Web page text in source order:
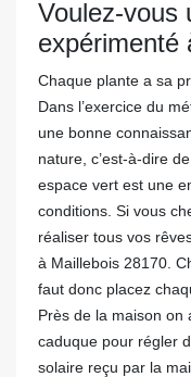
Voulez-vous
expérimenté
Chaque plante a sa
Dans l’exercice du
une bonne
nature, c’est-à-dire
espace vert est une
conditions. Si vous
réaliser tous vos
à Maillebois 28170.
faut donc placez
Près de la maison on
caduque pour régler
solaire reçu par la